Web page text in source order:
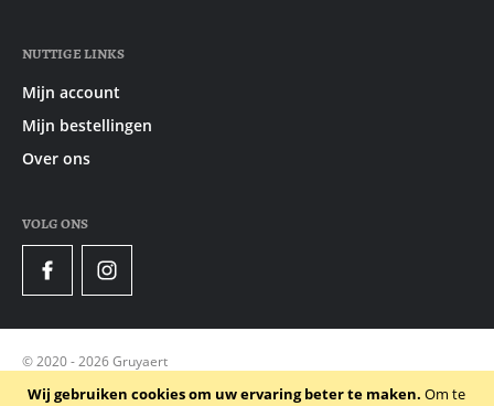
Wij gebruiken cookies om uw ervaring beter te maken. Om te
NUTTIGE LINKS
Mijn account
Mijn bestellingen
Over ons
VOLG ONS
FacebookInstagram
© 2020 - 2026 Gruyaert
Privacy Policy